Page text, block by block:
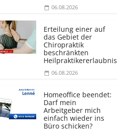
06.08.2026
Erteilung einer auf
das Gebiet der
Chiropraktik
beschränkten
Heilprakti­kererlaubnis
06.08.2026
Homeoffice beendet:
Darf mein
Arbeitgeber mich
einfach wieder ins
Büro schicken?